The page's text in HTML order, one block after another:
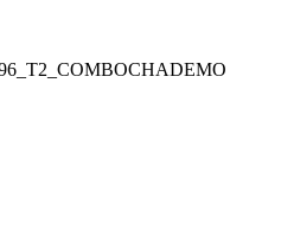
CHADEMO